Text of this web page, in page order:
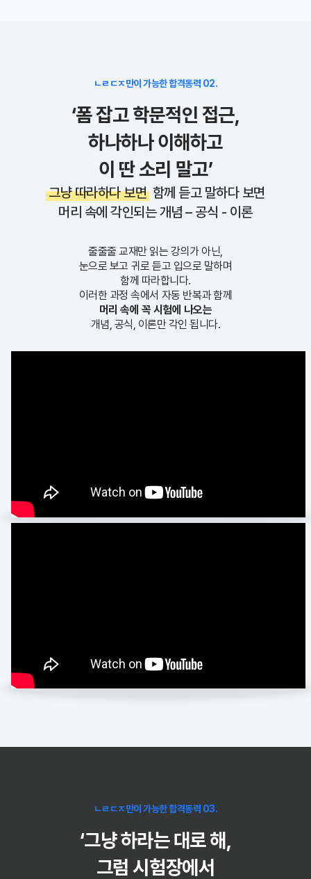
ㄴㄹㄷㅈ만이 가능한 합격동력 02.
‘폼 잡고 학문적인 접근,
하나하나 이해하고
이 딴 소리 말고’
그냥 따라하다 보면 함께 듣고 말하다 보면
머리 속에 각인되는 개념 – 공식 - 이론
줄줄줄 교재만 읽는 강의가 아닌,
눈으로 보고 귀로 듣고 입으로 말하며
함께 따라합니다.
이러한 과정 속에서 자동 반복과 함께
머리 속에 꼭 시험에 나오는
개념, 공식, 이론만 각인 됩니다.
ㄴㄹㄷㅈ만이 가능한 합격동력 03.
‘그냥 하라는 대로 해,
그럼 시험장에서